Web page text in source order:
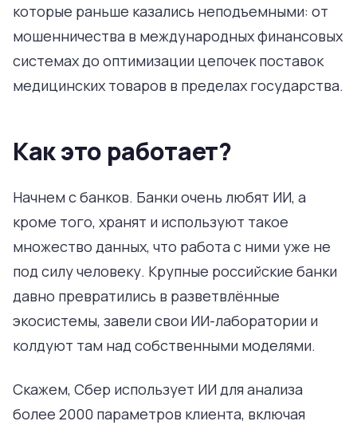
которые раньше казались неподъемными: от
мошенничества в международных финансовых
системах до оптимизации цепочек поставок
медицинских товаров в пределах государства.
Как это работает?
Начнем с банков. Банки очень любят ИИ, а
кроме того, хранят и используют такое
множество данных, что работа с ними уже не
под силу человеку. Крупные российские банки
давно превратились в разветвлённые
экосистемы, завели свои ИИ-лаборатории и
колдуют там над собственными моделями.
Скажем, Сбер использует ИИ для анализа
более 2000 параметров клиента, включая